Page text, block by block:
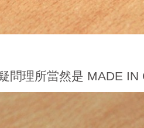
問理所當然是 MADE IN